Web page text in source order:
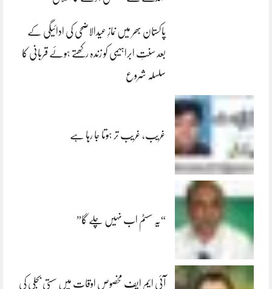
پاکستان بھر میں نمازِ عیدالاضحی کی ادائیگی کے
بعد سنتِ ابراہیمی کو زندہ رکھتے ہوئے قربانی کا
سلسلہ شروع
غریب، غریب تر ہوتا جا رہا ہے
“یہ سسٹم اب نہیں چلے گا”
آئی ایم ایف مخصوص اوقات میں سستی بجلی کی